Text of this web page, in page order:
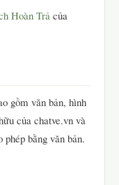
Hoàn Trảcủa
gồm văn bản, hình
của chatve.vn và
bằng văn bản.